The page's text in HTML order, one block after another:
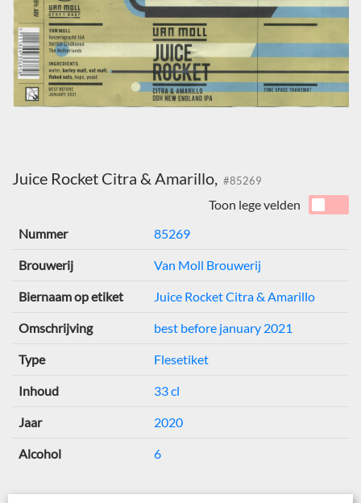
Juice Rocket Citra & Amarillo, #85269
Toon lege velden
Nummer
85269
Brouwerij Van Moll Brouwerij
Biernaam op etiket Juice Rocket Citra & Amarillo
Omschrijving best before january 2021
Type Flesetiket
Inhoud 33 cl
Jaar 2020
Alcohol 6